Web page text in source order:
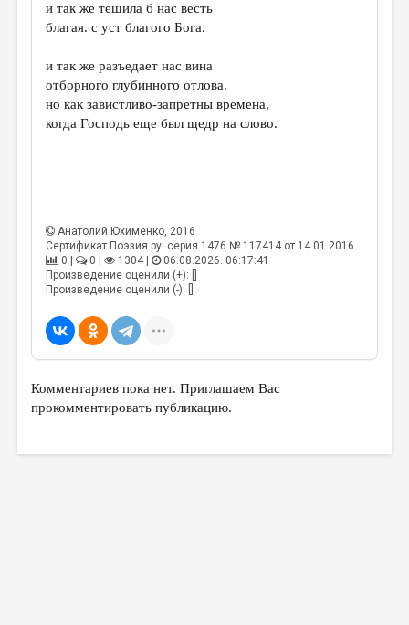
и так же тешила б нас весть
благая. с уст благого Бога.
и так же разъедает нас вина
отборного глубинного отлова.
но как завистливо-запретны времена,
когда Господь еще был щедр на слово.
Анатолий Юхименко, 2016
Сертификат Поэзия.ру: серия 1476 № 117414 от 14.01.2016
0 |
0 | 1304 |
06.08.2026. 06:17:41
Произведение оценили (+): []
Произведение оценили (-): []
Комментариев пока нет. Приглашаем Вас
прокомментировать публикацию.